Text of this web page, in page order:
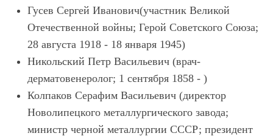
Гусев Сергей Иванович(участник Великой
Отечественной войны; Герой Советского Союза;
28 августа 1918 - 18 января 1945)
Никольский Петр Васильевич (врач-
дерматовенеролог; 1 сентября 1858 - )
Колпаков Серафим Васильевич (директор
Новолипецкого металлургического завода;
министр черной металлургии СССР; президент